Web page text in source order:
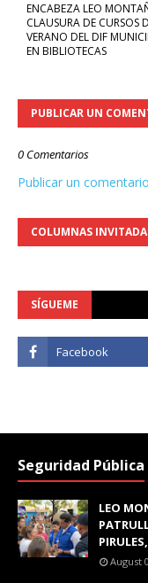
ENCABEZA LEO
CLAUSURA DE CURSOS
VERANO DEL DIF
EN BIBLIOTECAS
PUBLICAR UN
0 Comentarios
Publicar un comentario
COLUMNAS
SÍGUEME
Seguridad Pública
LEO
August